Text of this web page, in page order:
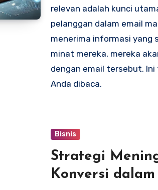
relevan adalah kunci
pelanggan dalam email
menerima informasi yang
minat mereka, mereka
dengan email tersebut.
Anda dibaca,
Bisnis
Strategi
Konversi